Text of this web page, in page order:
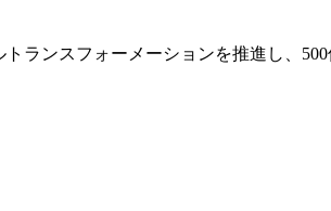
トランスフォーメーションを推進し、